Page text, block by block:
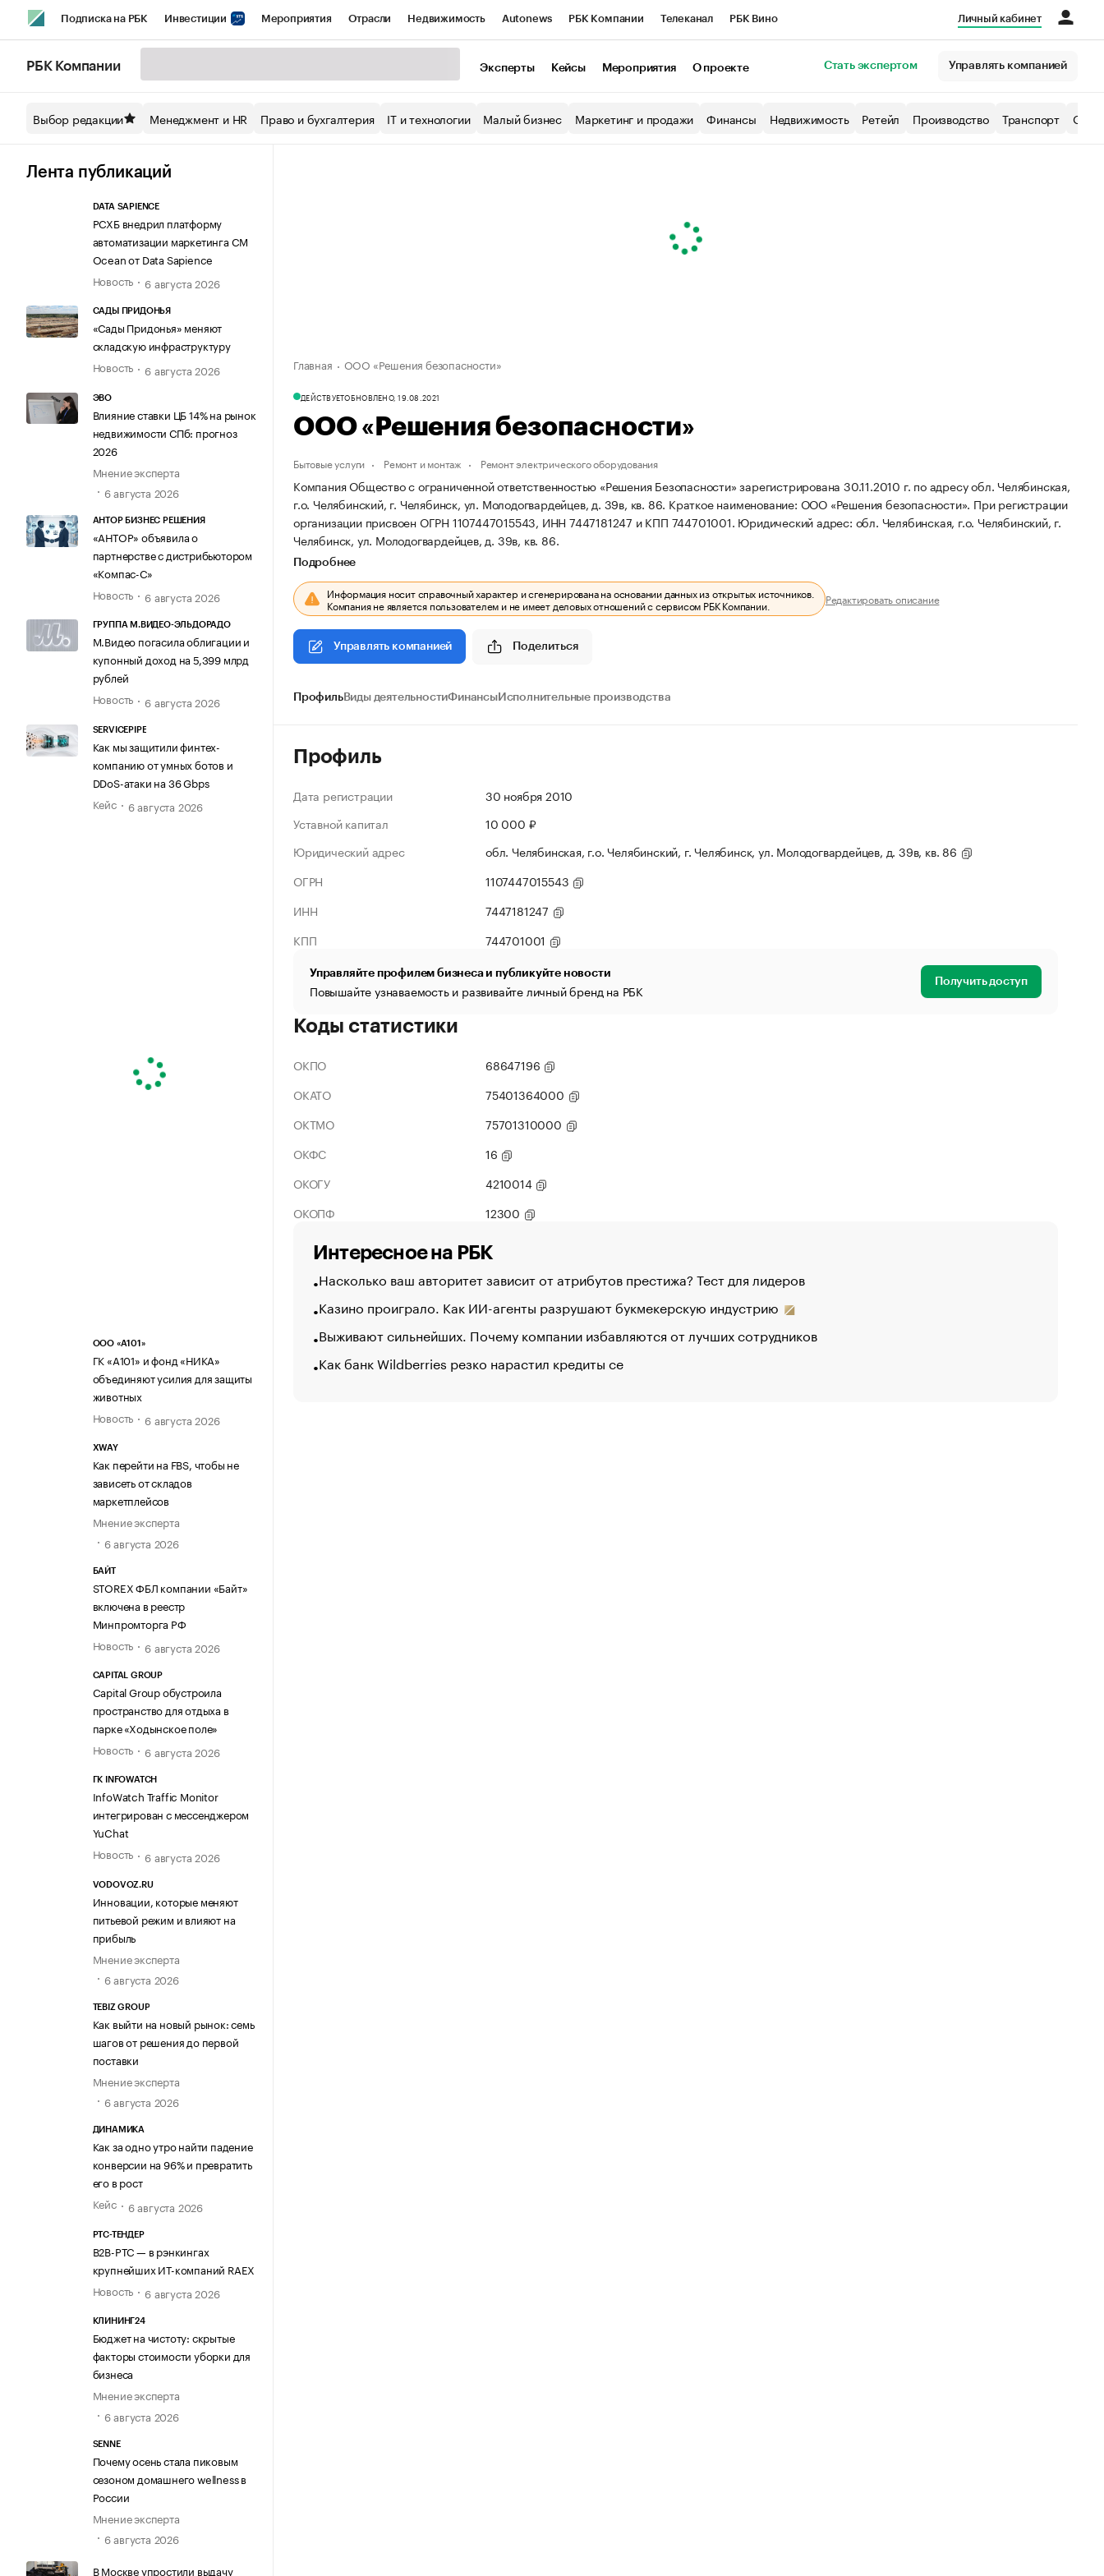
Подписка на РБК Инвестиции Мероприятия Отрасли Недвижимость Autonews РБК Компании Телеканал РБК Вино
Спецпроекты СПб Конференции СПб Спецпроекты Экономика Бизнес
Технологии и медиа
Личный кабинет
РБК Компании Эксперты Кейсы Мероприятия О проекте Стать экспертом Управлять компанией
Выбор редакции Менеджмент и HR Право и бухгалтерия IT и технологии Малый бизнес Маркетинг и продажи Финансы Недвижимость Ретейл Производство Транспорт
Лента публикаций
DATA SAPIENCE
РСХБ внедрил платформу
автоматизации маркетинга CM
Ocean от Data Sapience
Новость
6 августа 2026
САДЫ ПРИДОНЬЯ
«Сады Придонья» меняют
складскую инфраструктуру
Новость
6 августа 2026
ЭВО
Влияние ставки ЦБ 14% на рынок
недвижимости СПб: прогноз
2026
Мнение эксперта
6 августа 2026
АНТОР БИЗНЕС РЕШЕНИЯ
«АНТОР» объявила о
партнерстве с дистрибьютором
«Компас-С»
Новость
6 августа 2026
ГРУППА М.ВИДЕО-ЭЛЬДОРАДО
М.Видео погасила облигации и
купонный доход на 5,399 млрд
рублей
Новость
6 августа 2026
SERVICEPIPE
Как мы защитили финтех-
компанию от умных ботов и
DDoS-атаки на 36 Gbps
Кейс
6 августа 2026
ООО «А101»
ГК «А101» и фонд «НИКА»
объединяют усилия для защиты
животных
Новость
6 августа 2026
XWAY
Как перейти на FBS, чтобы не
зависеть от складов
маркетплейсов
Мнение эксперта
6 августа 2026
БАЙТ
STOREX ФБЛ компании «Байт»
включена в реестр
Минпромторга РФ
Новость
6 августа 2026
CAPITAL GROUP
Capital Group обустроила
пространство для отдыха в
парке «Ходынское поле»
Новость
6 августа 2026
ГК INFOWATCH
InfoWatch Traffic Monitor
интегрирован с мессенджером
YuChat
Новость
6 августа 2026
VODOVOZ.RU
Инновации, которые меняют
питьевой режим и влияют на
прибыль
Мнение эксперта
6 августа 2026
TEBIZ GROUP
Как выйти на новый рынок: семь
шагов от решения до первой
поставки
Мнение эксперта
6 августа 2026
ДИНАМИКА
Как за одно утро найти падение
конверсии на 96% и превратить
его в рост
Кейс
6 августа 2026
РТС-ТЕНДЕР
В2В-РТС — в рэнкингах
крупнейших ИТ-компаний RAEX
Новость
6 августа 2026
КЛИНИНГ24
Бюджет на чистоту: скрытые
факторы стоимости уборки для
бизнеса
Мнение эксперта
6 августа 2026
SENNE
Почему осень стала пиковым
сезоном домашнего wellness в
России
Мнение эксперта
6 августа 2026
В Москве упростили выдачу
Главная ООО «Решения безопасности»
ДЕЙСТВУЕТОБНОВЛЕНО, 19.08.2021
ООО «Решения безопасности»
Бытовые услуги Ремонт и монтаж Ремонт электрического оборудования
Компания Общество с ограниченной ответственностью «Решения Безопасности» зарегистрирована 30.11.2010 г. по адресу обл. Челябинская,
г.о. Челябинский, г. Челябинск, ул. Молодогвардейцев, д. 39в, кв. 86. Краткое наименование: ООО «Решения безопасности». При регистрации
организации присвоен ОГРН 1107447015543, ИНН 7447181247 и КПП 744701001. Юридический адрес: обл. Челябинская, г.о. Челябинский, г.
Челябинск, ул. Молодогвардейцев, д. 39в, кв. 86.
Подробнее
Информация носит справочный характер и сгенерирована на основании данных из открытых источников.
Компания не является пользователем и не имеет деловых отношений с сервисом РБК Компании. Редактировать описание
Управлять компанией Поделиться
ПрофильВиды деятельностиФинансыИсполнительные производства
Профиль
Дата регистрации
30 ноября 2010
Уставной капитал
10 000 ₽
Юридический адрес
обл. Челябинская, г.о. Челябинский, г. Челябинск, ул. Молодогвардейцев, д. 39в, кв. 86
ОГРН
1107447015543
ИНН
7447181247
КПП
744701001
Управляйте профилем бизнеса и публикуйте новости
Повышайте узнаваемость и развивайте личный бренд на РБК Получить доступ
Коды статистики
ОКПО
68647196
ОКАТО
75401364000
ОКТМО
75701310000
ОКФС
16
ОКОГУ
4210014
ОКОПФ
12300
Интересное на РБК
Насколько ваш авторитет зависит от атрибутов престижа? Тест для лидеров
Казино проиграло. Как ИИ-агенты разрушают букмекерскую индустрию
Выживают сильнейших. Почему компании избавляются от лучших сотрудников
Как банк Wildberries резко нарастил кредиты се